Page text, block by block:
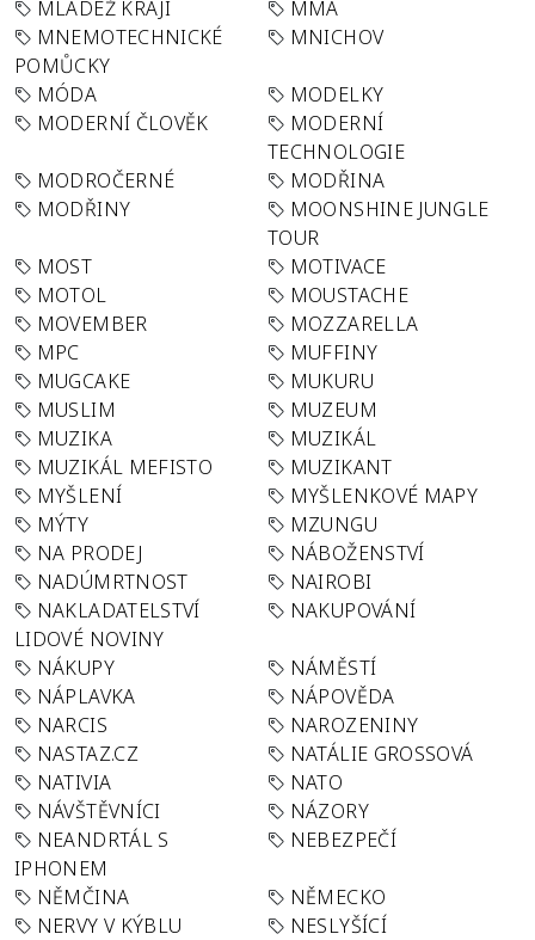
MLÁDEŽ KRAJI
MMA
MNEMOTECHNICKÉ
POMŮCKY
MNICHOV
MÓDA
MODELKY
MODERNÍ ČLOVĚK
MODERNÍ
TECHNOLOGIE
MODROČERNÉ
MODŘINA
MODŘINY
MOONSHINE JUNGLE
TOUR
MOST
MOTIVACE
MOTOL
MOUSTACHE
MOVEMBER
MOZZARELLA
MPC
MUFFINY
MUGCAKE
MUKURU
MUSLIM
MUZEUM
MUZIKA
MUZIKÁL
MUZIKÁL MEFISTO
MUZIKANT
MYŠLENÍ
MYŠLENKOVÉ MAPY
MÝTY
MZUNGU
NA PRODEJ
NÁBOŽENSTVÍ
NADÚMRTNOST
NAIROBI
NAKLADATELSTVÍ
LIDOVÉ NOVINY
NAKUPOVÁNÍ
NÁKUPY
NÁMĚSTÍ
NÁPLAVKA
NÁPOVĚDA
NARCIS
NAROZENINY
NASTAZ.CZ
NATÁLIE GROSSOVÁ
NATIVIA
NATO
NÁVŠTĚVNÍCI
NÁZORY
NEANDRTÁL S
IPHONEM
NEBEZPEČÍ
NĚMČINA
NĚMECKO
NERVY V KÝBLU
NESLYŠÍCÍ